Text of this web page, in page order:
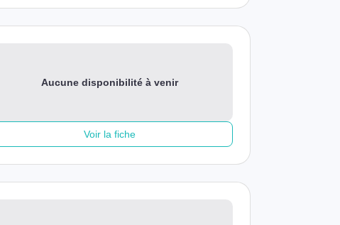
Aucune disponibilité à venir
Voir la fiche